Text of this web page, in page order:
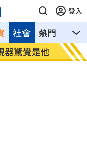
登入
熱門 影音
社會
器驚覺是他 陪伴8